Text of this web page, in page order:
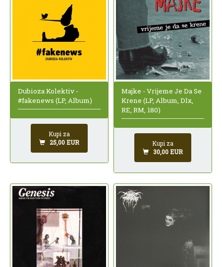
Dubioza Kolektiv -
#fakenews (LP, Album)
Kupi za
25,00 EUR
Majke - Vrijeme Je Da Se
Krene (LP, Album, Dlx,
RE, RM, 180)
Kupi za
30,00 EUR